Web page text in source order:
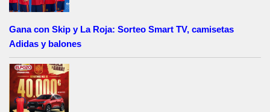
Gana con Skip y La Roja: Sorteo Smart TV, camisetas
Adidas y balones